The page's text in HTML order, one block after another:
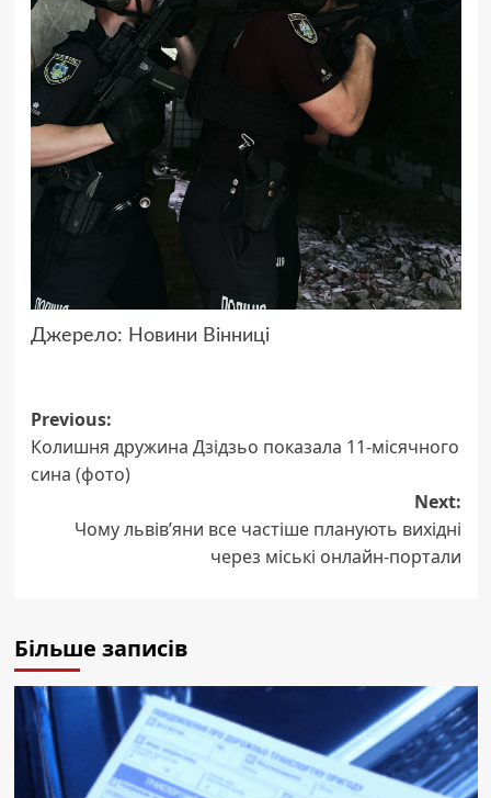
Джерело: Новини Вінниці
Post
navigation
Previous:
Колишня дружина Дзідзьо показала 11-місячного
сина (фото)
Next:
Чому львів’яни все частіше планують вихідні
через міські онлайн-портали
Більше записів